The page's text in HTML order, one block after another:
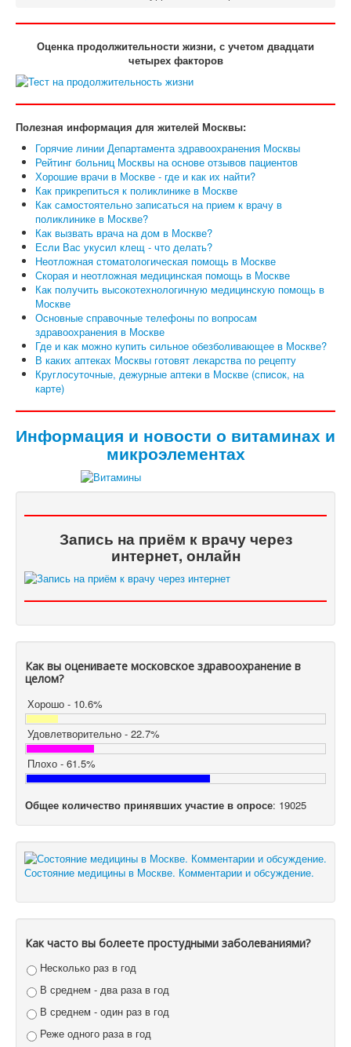
Оценка продолжительности жизни, с учетом двадцати
четырех факторов
Полезная информация для жителей Москвы:
Горячие линии Департамента здравоохранения Москвы
Рейтинг больниц Москвы на основе отзывов пациентов
Хорошие врачи в Москве - где и как их найти?
Как прикрепиться к поликлинике в Москве
Как самостоятельно записаться на прием к врачу в
поликлинике в Москве?
Как вызвать врача на дом в Москве?
Если Вас укусил клещ - что делать?
Неотложная стоматологическая помощь в Москве
Скорая и неотложная медицинская помощь в Москве
Как получить высокотехнологичную медицинскую помощь в
Москве
Основные справочные телефоны по вопросам
здравоохранения в Москве
Где и как можно купить сильное обезболивающее в Москве?
В каких аптеках Москвы готовят лекарства по рецепту
Круглосуточные, дежурные аптеки в Москве (список, на
карте)
Информация и новости о витаминах и
микроэлементах
Запись на приём к врачу через
интернет, онлайн
Как вы оцениваете московское здравоохранение в
целом?
Хорошо - 10.6%
Удовлетворительно - 22.7%
Плохо - 61.5%
Общее количество принявших участие в опросе: 19025
Состояние медицины в Москве. Комментарии и обсуждение.
Как часто вы болеете простудными заболеваниями?
Несколько раз в год
В среднем - два раза в год
В среднем - один раз в год
Реже одного раза в год